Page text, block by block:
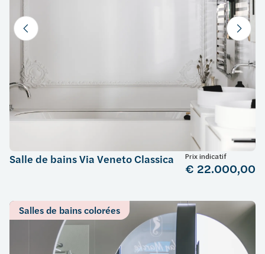
Salle de bains Via Veneto Classica Prix indicatif
€ 22.000,00
Salles de bains colorées